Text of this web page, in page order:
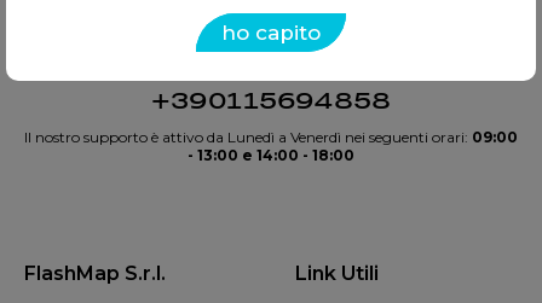
strumenti. Tutto in
scelta.
+390115694858
Il nostro supporto è attivo da Lunedì a Venerdì nei seguenti orari: 09:00
- 13:00 e 14:00 - 18:00
FlashMap S.r.l. Link Utili
ho capito